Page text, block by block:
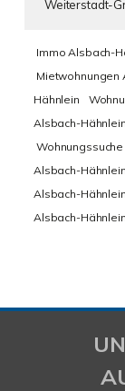
Weiterstadt-
Immo Alsbach-
Mietwohnungen
Hähnlein
Alsbach-Hähnlein
Alsbach-Hähnlein
Alsbach-Hähnlein
Alsbach-Hähnlein